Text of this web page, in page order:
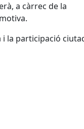
a càrrec de la
la participació